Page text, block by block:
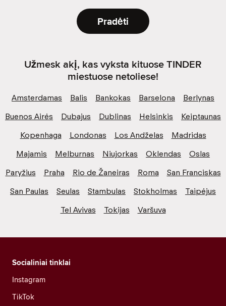
Pradėti
Užmesk akį, kas vyksta kituose TINDER
miestuose netoliese!
Amsterdamas Balis Bankokas Barselona
Berlynas
Buenos Airės
Dubajus Dublinas Helsinkis
Keiptaunas
Kopenhaga
Londonas Los Andželas
Madridas
Majamis
Melburnas Niujorkas Oklendas
Oslas
Paryžius
Praha Rio de Žaneiras Roma
San Franciskas
San Paulas
Seulas Stambulas Stokholmas
Taipėjus
Tel Avivas
Tokijas Varšuva
Socialiniai tinklai
Instagram
TikTok